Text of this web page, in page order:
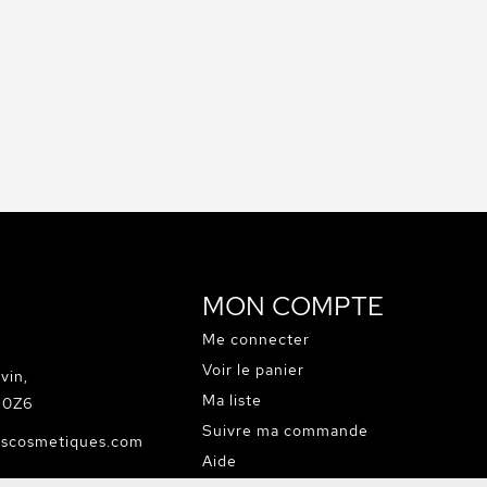
MON COMPTE
Me connecter
Voir le panier
Ma liste
Suivre ma commande
Aide